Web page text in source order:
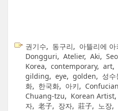
권기수, 동구리, 아뜰리에 아
Dongguri, Atelier, Aki,
Korea, contemporary, art,
gilding, eye, golden, 성수
화, 한국화, 아키,
Chuang-tzu, Korean Artist,
자, 老子, 장자, 莊子, 노장,